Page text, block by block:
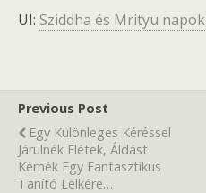
UI: Sziddha és Mrityu napok
Previous Post
Egy Különleges Kéréssel
Járulnék Elétek, Áldást
Kérnék Egy Fantasztikus
Tanító Lelkére…